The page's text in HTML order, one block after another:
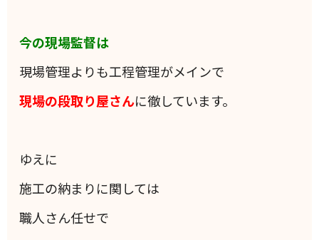
今の現場監督は
現場管理よりも工程管理がメインで
現場の段取り屋さんに徹しています。
ゆえに
施工の納まりに関しては
職人さん任せで